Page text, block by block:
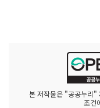
본 저작물은 "공공누리"
조건